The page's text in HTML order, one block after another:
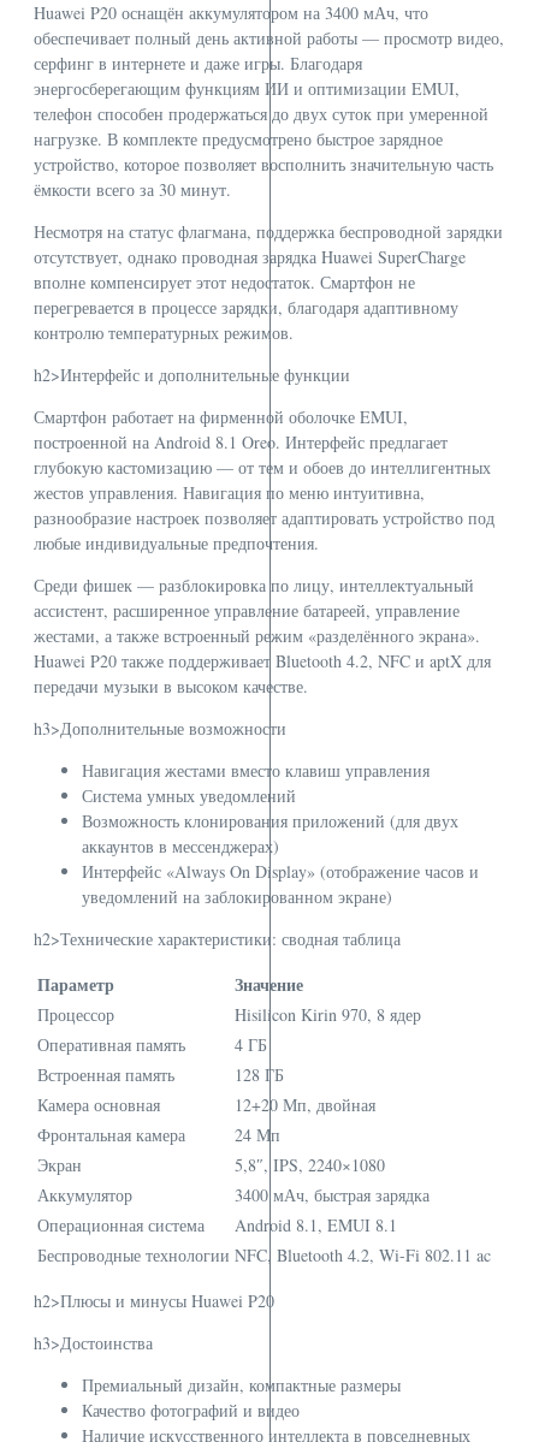
Huawei P20 оснащён аккумулятором на 3400 мАч, что
обеспечивает полный день активной работы — просмотр видео,
серфинг в интернете и даже игры. Благодаря
энергосберегающим функциям ИИ и оптимизации EMUI,
телефон способен продержаться до двух суток при умеренной
нагрузке. В комплекте предусмотрено быстрое зарядное
устройство, которое позволяет восполнить значительную часть
ёмкости всего за 30 минут.
Несмотря на статус флагмана, поддержка беспроводной зарядки
отсутствует, однако проводная зарядка Huawei SuperCharge
вполне компенсирует этот недостаток. Смартфон не
перегревается в процессе зарядки, благодаря адаптивному
контролю температурных режимов.
h2>Интерфейс и дополнительные функции
Смартфон работает на фирменной оболочке EMUI,
построенной на Android 8.1 Oreo. Интерфейс предлагает
глубокую кастомизацию — от тем и обоев до интеллигентных
жестов управления. Навигация по меню интуитивна,
разнообразие настроек позволяет адаптировать устройство под
любые индивидуальные предпочтения.
Среди фишек — разблокировка по лицу, интеллектуальный
ассистент, расширенное управление батареей, управление
жестами, а также встроенный режим «разделённого экрана».
Huawei P20 также поддерживает Bluetooth 4.2, NFC и aptX для
передачи музыки в высоком качестве.
h3>Дополнительные возможности
Навигация жестами вместо клавиш управления
Система умных уведомлений
Возможность клонирования приложений (для двух
аккаунтов в мессенджерах)
Интерфейс «Always On Display» (отображение часов и
уведомлений на заблокированном экране)
h2>Технические характеристики: сводная таблица
Параметр Значение
Процессор
Hisilicon Kirin 970, 8 ядер
Оперативная память
4 ГБ
Встроенная память
128 ГБ
Камера основная
12+20 Мп, двойная
Фронтальная камера
24 Мп
Экран
5,8″, IPS, 2240×1080
Аккумулятор
3400 мАч, быстрая зарядка
Операционная система
Android 8.1, EMUI 8.1
Беспроводные технологии NFC, Bluetooth 4.2, Wi-Fi 802.11 ac
h2>Плюсы и минусы Huawei P20
h3>Достоинства
Премиальный дизайн, компактные размеры
Качество фотографий и видео
Наличие искусственного интеллекта в повседневных